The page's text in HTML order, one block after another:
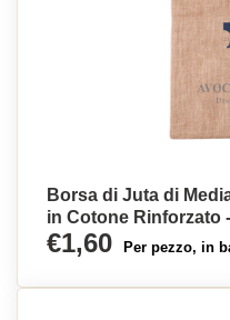
Borsa di Juta di
in Cotone Rinforzato
€1,60 Per pezzo, in